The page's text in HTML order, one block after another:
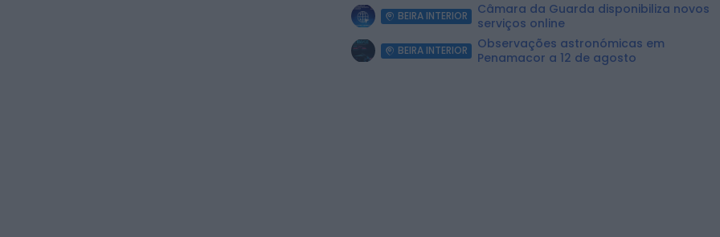
BEIRA INTERIOR
Câmara da Guarda disponibiliza novos
serviços online
BEIRA INTERIOR
Observações astronómicas em
Penamacor a 12 de agosto